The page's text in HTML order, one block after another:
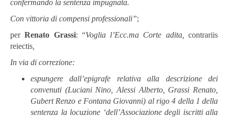
confermando la sentenza impugnata.
Con vittoria di compensi professionali”;
perRenato Grassi: “Voglia l’Ecc.ma Corte adita,contrariis
reiectis
In via di correzione:
espungere dall’epigrafe relativa alla descrizione dei
convenuti (Luciani Nino, Alessi Alberto, Grassi Renato,
Gubert Renzo e Fontana Giovanni) al rigo 4 della 1 della
sentenza la locuzione ‘dell’Associazione degli iscritti alla